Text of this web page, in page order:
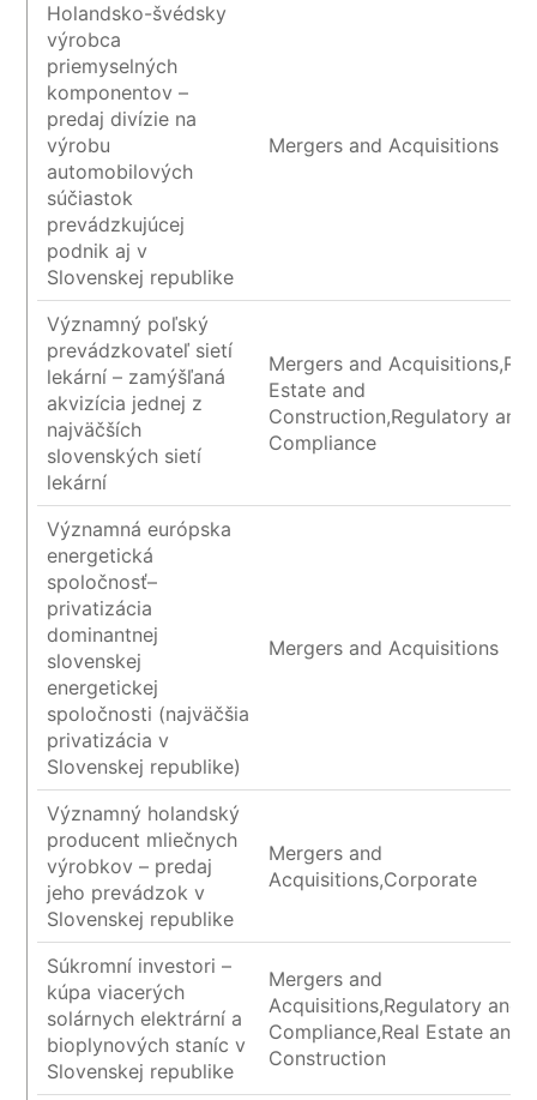
Holandsko-švédsky
výrobca
priemyselných
komponentov –
predaj divízie na
výrobu
automobilových
súčiastok
prevádzkujúcej
podnik aj v
Slovenskej republike
Mergers and Acquisitions
Významný poľský
prevádzkovateľ sietí
lekární – zamýšľaná
akvizícia jednej z
najväčších
slovenských sietí
lekární
Mergers and
Estate and
Construction,Regulatory and
Compliance
Významná európska
energetická
spoločnosť–
privatizácia
dominantnej
slovenskej
energetickej
spoločnosti (najväčšia
privatizácia v
Slovenskej republike)
Mergers and Acquisitions
Významný holandský
producent mliečnych
výrobkov – predaj
jeho prevádzok v
Slovenskej republike
Mergers and
Acquisitions,Corporate
Súkromní investori –
kúpa viacerých
solárnych elektrární a
bioplynových staníc v
Slovenskej republike
Mergers and
Acquisitions,Regulatory and
Compliance,Real Estate and
Construction